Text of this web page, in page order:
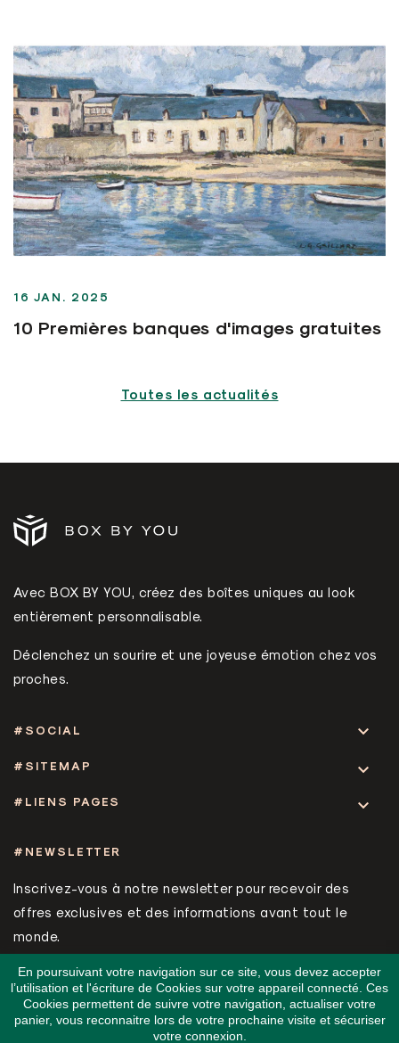
16 JAN. 2025
10 Premières banques d'images gratuites
Toutes les actualités
Avec BOX BY YOU, créez des boîtes uniques au look
entièrement personnalisable.
Déclenchez un sourire et une joyeuse émotion chez vos
proches.
#SOCIAL 
#SITEMAP 
En poursuivant votre navigation sur ce site, vous devez accepter
l’utilisation et l'écriture de Cookies sur votre appareil connecté. Ces
Cookies permettent de suivre votre navigation, actualiser votre
panier, vous reconnaitre lors de votre prochaine visite et sécuriser
votre connexion.
#NEWSLETTER
Inscrivez-vous à notre newsletter pour recevoir des
offres exclusives et des informations avant tout le
monde.
#LIENS PAGES 